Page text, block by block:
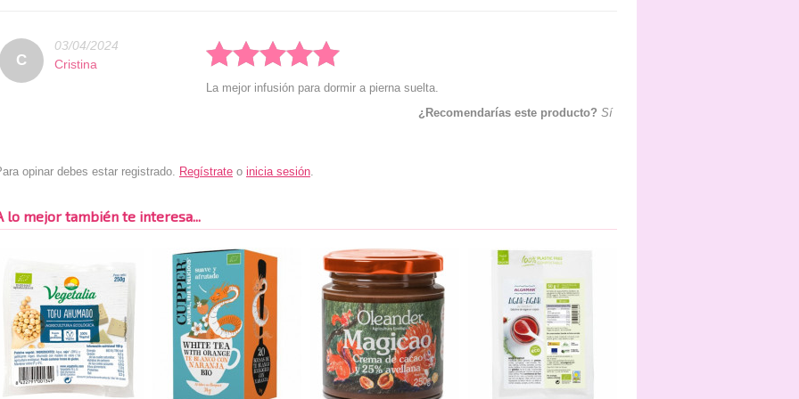
C
03/04/2024
Cristina
La mejor infusión para dormir a pierna suelta.
¿Recomendarías este producto? Sí
opinar debes estar registrado. Regístrate o inicia sesión.
lo mejor también te interesa...